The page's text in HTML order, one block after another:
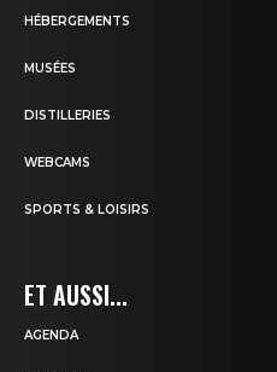
HÉBERGEMENTS
MUSÉES
DISTILLERIES
WEBCAMS
SPORTS & LOISIRS
ET AUSSI...
AGENDA